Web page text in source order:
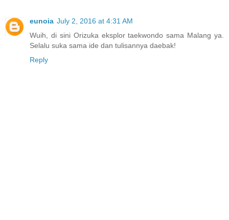
eunoia July 2, 2016 at 4:31 AM
Wuih, di sini Orizuka eksplor taekwondo sama Malang ya.
Selalu suka sama ide dan tulisannya daebak!
Reply